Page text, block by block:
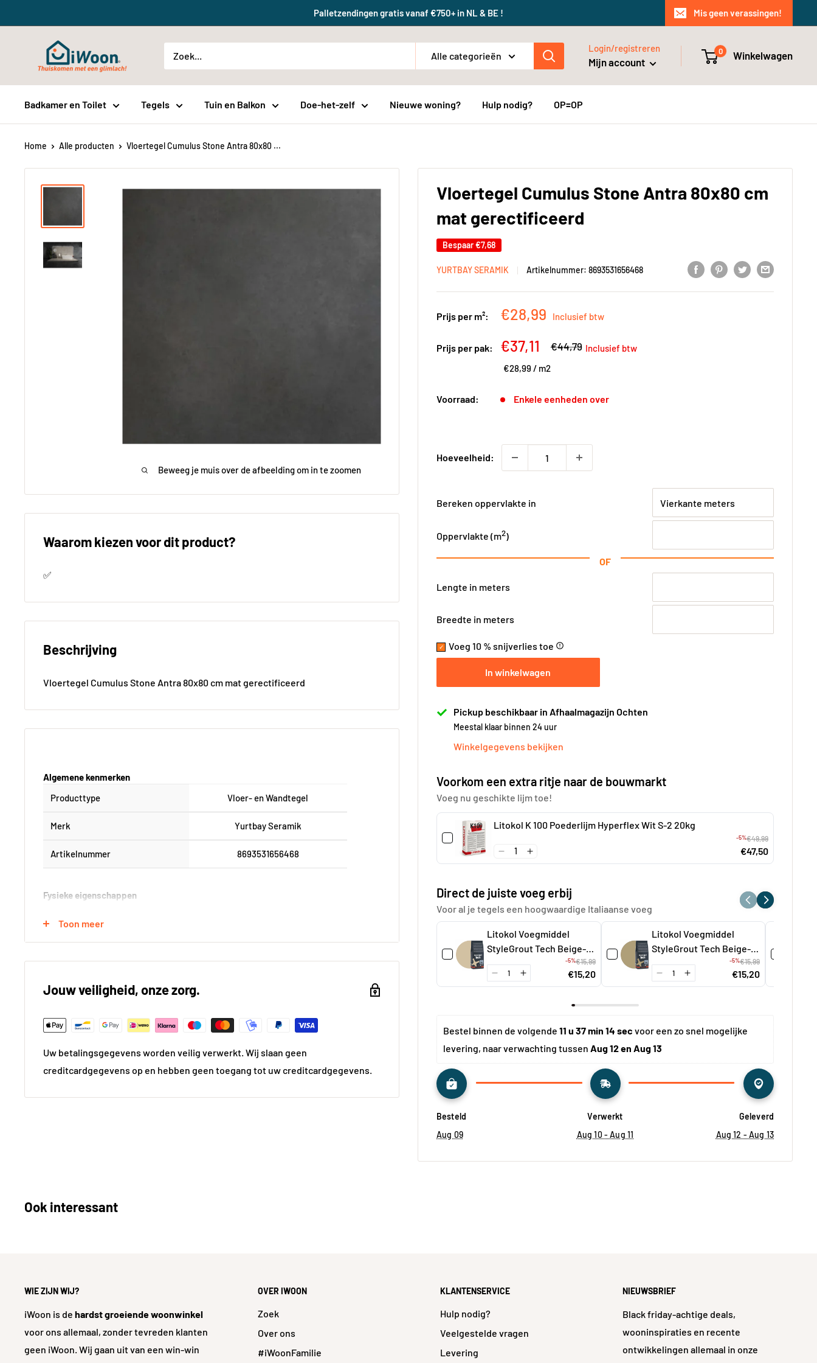
naar
Palletzendingen gratis vanaf €750+ in NL & BE ! Mis geen verassingen!
iWoon.nl
Alle categorieën
Login/registreren
Mijn account
0 Winkelwagen
Badkamer en Toilet Tegels Tuin en Balkon Doe-het-zelf Nieuwe woning? Hulp nodig? OP=OP
Home Alle producten Vloertegel Cumulus Stone Antra 80x80 ...
Beweeg je muis over de afbeelding om in te zoomen
Vloertegel Cumulus Stone Antra 80x80 cm
mat gerectificeerd
Bespaar€7,68
YURTBAY SERAMIK Artikelnummer: 8693531656468
Prijs per m²: Kortingsprijs
€28,99 Inclusief btw
Prijs per pak: Kortingsprijs
€37,11 Adviesprijs
€44,79 Inclusief btw
€28,99 / m2
Voorraad: Enkele eenheden over
Hoeveelheid:
Bereken oppervlakte in
Oppervlakte (m2)
OF
Lengte in meters
Breedte in meters
Voeg 10 % snijverlies toe error_outline
In winkelwagen
Pickup beschikbaar in Afhaalmagazijn Ochten
Meestal klaar binnen 24 uur
Winkelgegevens bekijken
Voorkom een extra ritje naar de bouwmarkt
Voeg nu geschikte lijm toe!
Litokol K 100 Poederlijm Hyperflex Wit S-2 20kg
-5%€49,99
€47,50
Direct de juiste voeg erbij
Voor al je tegels een hoogwaardige Italiaanse voeg
Litokol Voegmiddel
StyleGrout Tech Beige-1
á 3 kg
-5%€15,99
€15,20
Litokol Voegmiddel
StyleGrout Tech Beige-2
á 3 kg
-5%€15,99
€15,20
Bestel binnen de volgende 11 u 37 min 13 sec voor een zo snel mogelijke
levering, naar verwachting tussen Aug 12 en Aug 13
Besteld
Aug 09
Verwerkt
Aug 10 - Aug 11
Geleverd
Aug 12 - Aug 13
Waarom kiezen voor dit product?
✅
Beschrijving
Vloertegel Cumulus Stone Antra 80x80 cm mat gerectificeerd
Algemene kenmerken
Producttype
Vloer- en Wandtegel
Merk Yurtbay Seramik
Artikelnummer 8693531656468
Fysieke eigenschappen
Kleur Antraciet
Gewicht 32.36 kg
Dikte in mm 10
Prijs per m²
Gerectificeerd Ja
Glansgraad Mat
Antislip waarde R9
Toon meer
Jouw veiligheid, onze zorg.
Uw betalingsgegevens worden veilig verwerkt. Wij slaan geen
creditcardgegevens op en hebben geen toegang tot uw creditcardgegevens.
Ook interessant
WIE ZIJN WIJ?
iWoon is de hardst groeiende woonwinkel
voor ons allemaal, zonder tevreden klanten
geen iWoon. Wij gaan uit van een win-win
OVER IWOON
Zoek
Over ons
#iWoonFamilie
KLANTENSERVICE
Hulp nodig?
Veelgestelde vragen
Levering
NIEUWSBRIEF
Black friday-achtige deals,
wooninspiraties en recente
ontwikkelingen allemaal in onze